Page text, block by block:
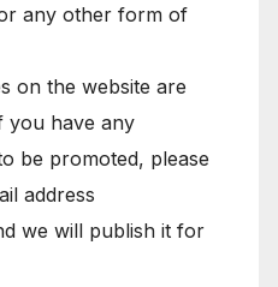
any other form of
on the website are
you have any
be promoted, please
address
we will publish it for